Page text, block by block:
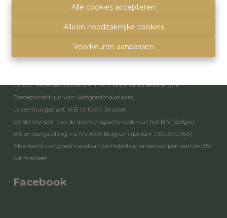
Alle cookies accepteren
Alleen noodzakelijke cookies
Voorkeuren aanpassen
Privacy statement
Toezichthoudende autoriteit
503557 Vanessa Goossens – 511422 Nora Vanquekelberghe
Beroepsinstituut van Vastgoedmakelaars,
Luxemburgstraat 16 B te 1000 Brussel
Onderworpen aan de deontologische code van het BIV (België)
BA en borgstelling via NV AXA Belgium (polisnr.730.390.160)
Als erkend vastgoedmakelaar-bemiddelaar onderworpen aan de BIV-
plichtenleer
Facebook